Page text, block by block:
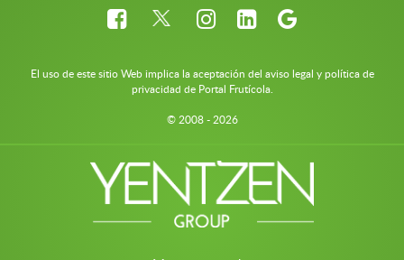
El uso de este sitio Web implica la aceptación del aviso legal y política de
privacidad de Portal Frutícola.
© 2008 - 2026